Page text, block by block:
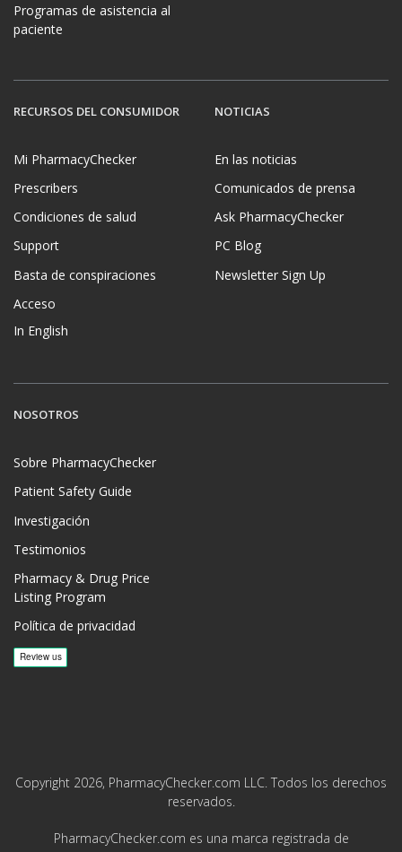
Programas de asistencia al
paciente
RECURSOS DEL CONSUMIDOR
Mi PharmacyChecker
Prescribers
Condiciones de salud
Support
Basta de conspiraciones
Acceso
In English
NOTICIAS
En las noticias
Comunicados de prensa
Ask PharmacyChecker
PC Blog
Newsletter Sign Up
NOSOTROS
Sobre PharmacyChecker
Patient Safety Guide
Investigación
Testimonios
Pharmacy & Drug Price
Listing Program
Política de privacidad
Copyright 2026, PharmacyChecker.com LLC. Todos los derechos
reservados.
PharmacyChecker.com es una marca registrada de